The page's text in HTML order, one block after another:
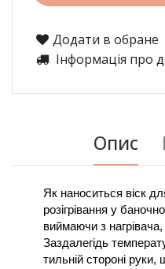
Додати в обране
Інформація про
Опис
Як наноситься віск
розігрівання у
виймаючи з
Заздалегідь
тильній стороні